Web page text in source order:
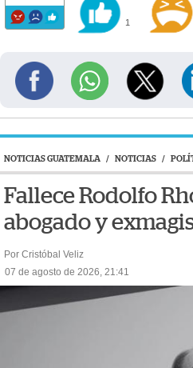
1
NOTICIAS GUATEMALA / NOTICIAS /
Fallece Rodolfo
abogado y
Por Cristóbal Veliz
07 de agosto de 2026, 21:41